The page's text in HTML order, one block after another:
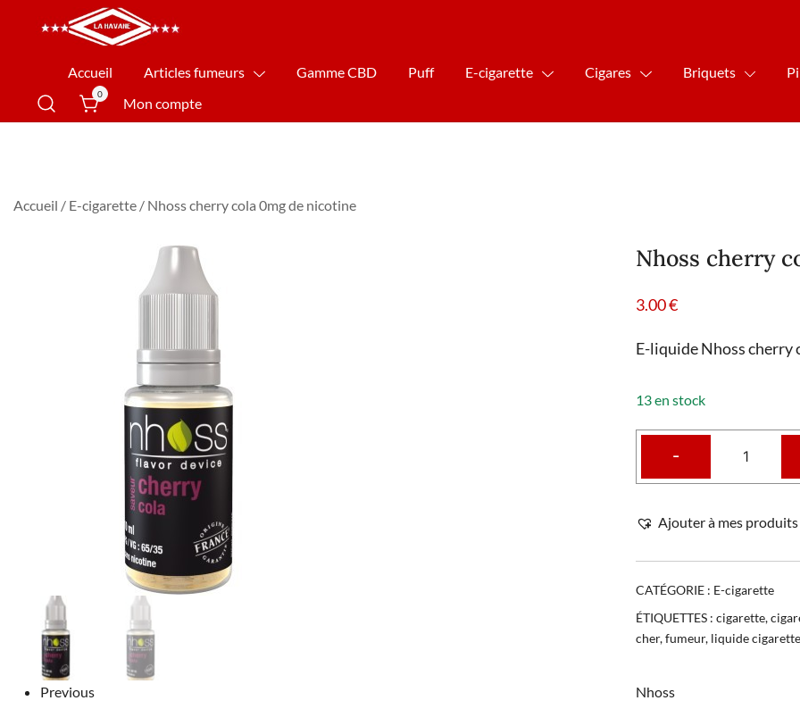
La Havane Nîmes
Accueil Articles fumeurs Gamme CBD Puff E-cigarette Cigares Briquets
0
Mon compte
Accueil / E-cigarette / Nhoss cherry cola 0mg de nicotine
Previous
Nhoss cherry
3.00€
E-liquide Nhoss cherry
13 en stock
-
Ajouter à mes
CATÉGORIE : E-cigarette
ÉTIQUETTES : cigarette,
cher,fumeur, liquide
Nhoss